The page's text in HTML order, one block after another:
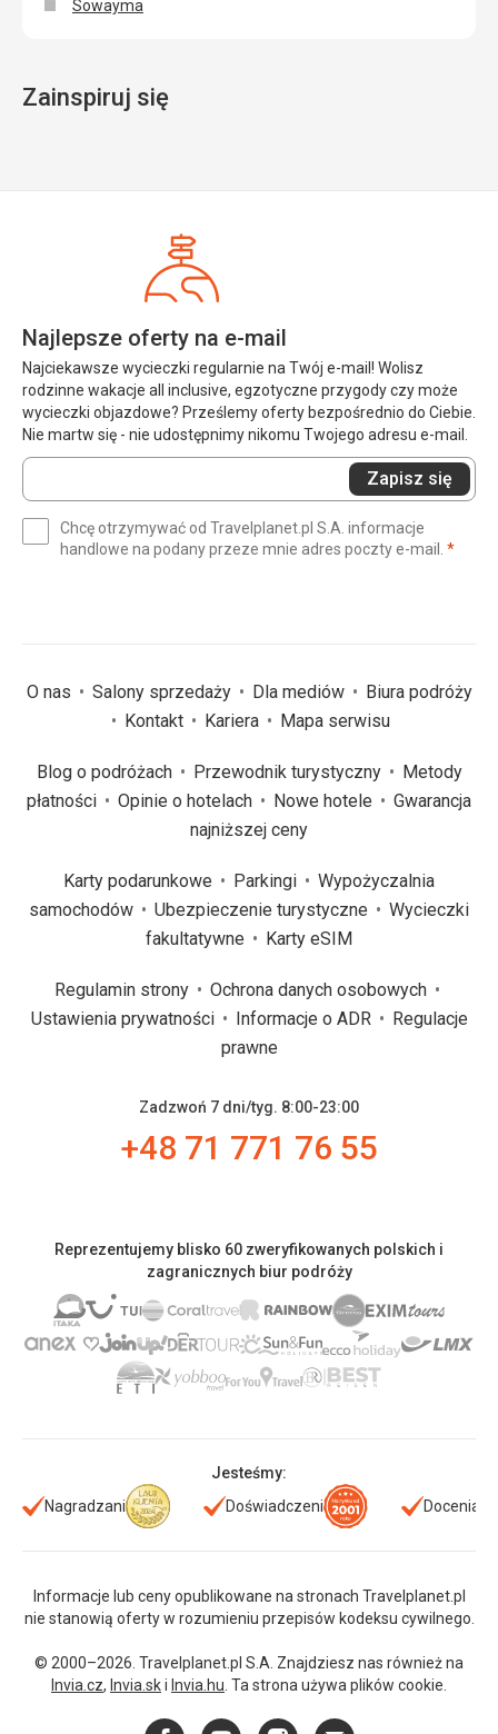
Sowayma
Zainspiruj się
Najlepsze oferty na e-mail
Najciekawsze wycieczki regularnie na Twój e-mail! Wolisz
rodzinne wakacje all inclusive, egzotyczne przygody czy może
wycieczki objazdowe? Prześlemy oferty bezpośrednio do Ciebie.
Nie martw się - nie udostępnimy nikomu Twojego adresu e-mail.
Wprowadź
swój
(wymagane)
Zapisz się
Chcę otrzymywać od Travelplanet.pl S.A. informacje
handlowe na podany przeze mnie adres poczty e-mail. *
O nas Salony sprzedaży Dla mediów
Biura podróży
Kontakt
Kariera Mapa serwisu
Blog o podróżach Przewodnik turystyczny
Metody
płatności
Opinie o hotelach Nowe hotele
Gwarancja
najniższej ceny
Karty podarunkowe Parkingi
Wypożyczalnia
samochodów
Ubezpieczenie turystyczne
Wycieczki
fakultatywne
Karty eSIM
Regulamin strony
Ochrona danych osobowych
Ustawienia prywatności
Informacje o ADR
Regulacje
prawne
Zadzwoń 7 dni/tyg. 8:00-23:00
+48 71 771 76 55
Reprezentujemy blisko 60 zweryfikowanych polskich i
zagranicznych biur podróży
Jesteśmy:
Nagradzani
Doświadczeni Doceniani
Informacje lub ceny opublikowane na stronach Travelplanet.pl
nie stanowią oferty w rozumieniu przepisów kodeksu cywilnego.
© 2000–2026. Travelplanet.pl S.A. Znajdziesz nas również na
Invia.cz, Invia.ski Invia.hu . Ta strona używa plików cookie.